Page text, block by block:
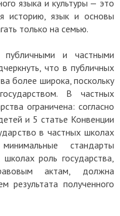
языка и культуры — это
историю, язык и основы
только на семью.
и частными
что в публичных
более широка, поскольку
В частных
ограничена: согласно
и 5 статье Конвенции
в частных школах
стандарты
роль государства,
актам, должна
результата полученного